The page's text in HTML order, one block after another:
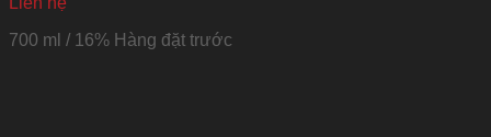
700 ml / 16% Hàng đặt trước